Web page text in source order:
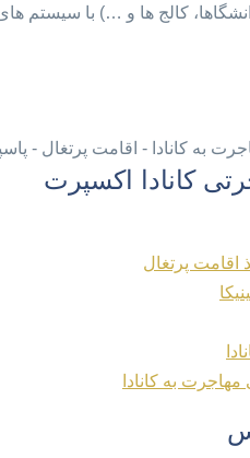
کالج ها و …) با سیستم های
کانادا اکسپرت
اقامت پرتغال
به کانادا